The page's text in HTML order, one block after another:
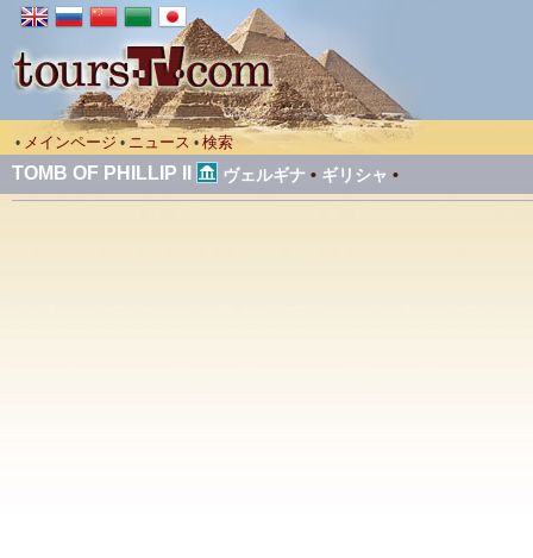
• メインページ • ニュース • 検索
TOMB OF PHILLIP II ヴェルギナ • ギリシャ •